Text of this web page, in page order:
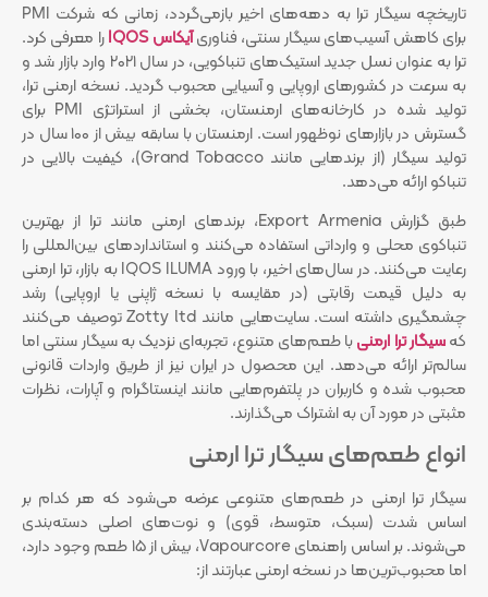
تاریخچه سیگار ترا به دهه‌های اخیر بازمی‌گردد، زمانی که شرکت PMI
برای کاهش آسیب‌های سیگار سنتی، فناوریآیکاس IQOS
را معرفی کرد.
ترا به عنوان نسل جدید استیک‌های تنباکویی، در سال ۲۰۲۱ وارد بازار شد و
به سرعت در کشورهای اروپایی و آسیایی محبوب گردید. نسخه ارمنی ترا،
تولید شده در کارخانه‌های ارمنستان، بخشی از استراتژی PMI برای
گسترش در بازارهای نوظهور است. ارمنستان با سابقه بیش از ۱۰۰ سال در
تولید سیگار (از برندهایی مانند Grand Tobacco)، کیفیت بالایی در
تنباکو ارائه می‌دهد.
طبق گزارش Export Armenia، برندهای ارمنی مانند ترا از بهترین
تنباکوی محلی و وارداتی استفاده می‌کنند و استانداردهای بین‌المللی را
رعایت می‌کنند. در سال‌های اخیر، با ورود IQOS ILUMA به بازار، ترا ارمنی
به دلیل قیمت رقابتی (در مقایسه با نسخه ژاپنی یا اروپایی) رشد
چشمگیری داشته است. سایت‌هایی مانند Zotty ltd توصیف می‌کنند
کهسیگار ترا ارمنیبا طعم‌های متنوع، تجربه‌ای نزدیک به سیگار سنتی اما
سالم‌تر ارائه می‌دهد. این محصول در ایران نیز از طریق واردات قانونی
محبوب شده و کاربران در پلتفرم‌هایی مانند اینستاگرام و آپارات، نظرات
مثبتی در مورد آن به اشتراک می‌گذارند.
انواع طعم‌های سیگار ترا ارمنی
سیگار ترا ارمنی در طعم‌های متنوعی عرضه می‌شود که هر کدام بر
اساس شدت (سبک، متوسط، قوی) و نوت‌های اصلی دسته‌بندی
می‌شوند. بر اساس راهنمای Vapourcore، بیش از ۱۵ طعم وجود دارد،
اما محبوب‌ترین‌ها در نسخه ارمنی عبارتند از: